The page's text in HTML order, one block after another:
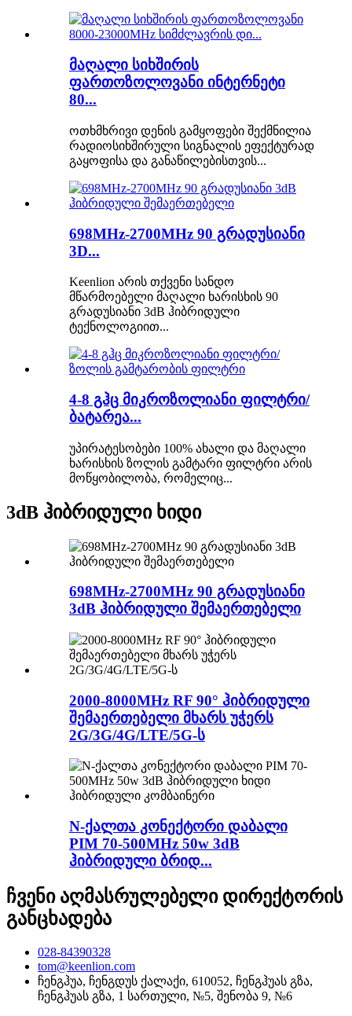
მაღალი სიხშირის
ფართოზოლოვანი ინტერნეტი
80...
ოთხმხრივი დენის გამყოფები შექმნილია
რადიოსიხშირული სიგნალის ეფექტურად
გაყოფისა და განაწილებისთვის...
698MHz-2700MHz 90 გრადუსიანი
3D...
Keenlion არის თქვენი სანდო
მწარმოებელი მაღალი ხარისხის 90
გრადუსიანი 3dB ჰიბრიდული
ტექნოლოგიით...
4-8 გჰც მიკროზოლიანი ფილტრი/
ბატარეა...
უპირატესობები 100% ახალი და მაღალი
ხარისხის ზოლის გამტარი ფილტრი არის
მოწყობილობა, რომელიც...
3dB ჰიბრიდული ხიდი
698MHz-2700MHz 90 გრადუსიანი
3dB ჰიბრიდული შემაერთებელი
2000-8000MHz RF 90° ჰიბრიდული
შემაერთებელი მხარს უჭერს
2G/3G/4G/LTE/5G-ს
N-ქალთა კონექტორი დაბალი
PIM 70-500MHz 50w 3dB
ჰიბრიდული ბრიდ...
ჩვენი აღმასრულებელი დირექტორის
განცხადება
028-84390328
tom@keenlion.com
ჩენგჰუა, ჩენგდუს ქალაქი, 610052, ჩენგჰუას გზა,
ჩენგჰუას გზა, 1 სართული, №5, შენობა 9, №6